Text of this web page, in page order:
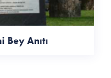
Bey Anıtı